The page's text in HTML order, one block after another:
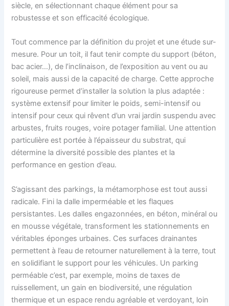
siècle, en sélectionnant chaque élément pour sa
robustesse et son efficacité écologique.
Tout commence par la définition du projet et une étude sur-
mesure. Pour un toit, il faut tenir compte du support (béton,
bac acier…), de l’inclinaison, de l’exposition au vent ou au
soleil, mais aussi de la capacité de charge. Cette approche
rigoureuse permet d’installer la solution la plus adaptée :
système extensif pour limiter le poids, semi-intensif ou
intensif pour ceux qui rêvent d’un vrai jardin suspendu avec
arbustes, fruits rouges, voire potager familial. Une attention
particulière est portée à l’épaisseur du substrat, qui
détermine la diversité possible des plantes et la
performance en gestion d’eau.
S’agissant des parkings, la métamorphose est tout aussi
radicale. Fini la dalle imperméable et les flaques
persistantes. Les dalles engazonnées, en béton, minéral ou
en mousse végétale, transforment les stationnements en
véritables éponges urbaines. Ces surfaces drainantes
permettent à l’eau de retourner naturellement à la terre, tout
en solidifiant le support pour les véhicules. Un parking
perméable c’est, par exemple, moins de taxes de
ruissellement, un gain en biodiversité, une régulation
thermique et un espace rendu agréable et verdoyant, loin